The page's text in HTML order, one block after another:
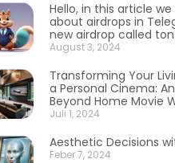
Hello, in this article
about airdrops in
new airdrop called
August 3, 2024
Transforming Your
a Personal Cinema:
Beyond Home Movie
Juli 1, 2024
Aesthetic Decisions
Feber 7, 2024